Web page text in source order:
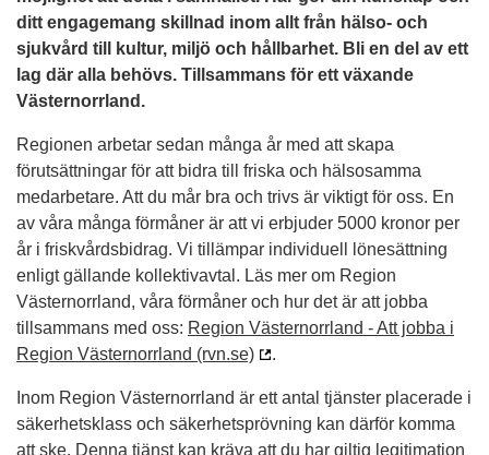
ditt engagemang skillnad inom allt från hälso- och
sjukvård till kultur, miljö och hållbarhet. Bli en del av ett
lag där alla behövs. Tillsammans för ett växande
Västernorrland.
Regionen arbetar sedan många år med att skapa
förutsättningar för att bidra till friska och hälsosamma
medarbetare. Att du mår bra och trivs är viktigt för oss. En
av våra många förmåner är att vi erbjuder 5000 kronor per
år i friskvårdsbidrag. Vi tillämpar individuell lönesättning
enligt gällande kollektivavtal. Läs mer om Region
Västernorrland, våra förmåner och hur det är att jobba
tillsammans med oss: Region Västernorrland - Att jobba i
Region Västernorrland (rvn.se)
.
Inom Region Västernorrland är ett antal tjänster placerade i
säkerhetsklass och säkerhetsprövning kan därför komma
att ske. Denna tjänst kan kräva att du har giltig legitimation